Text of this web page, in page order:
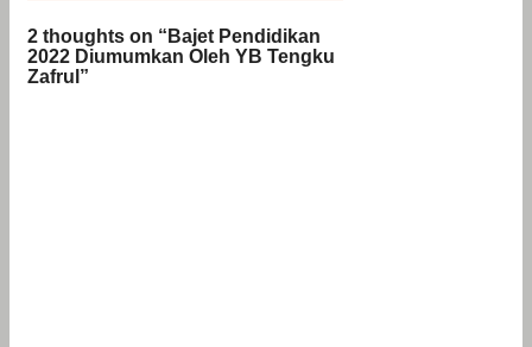
2 thoughts on “Bajet Pendidikan
2022 Diumumkan Oleh YB Tengku
Zafrul”